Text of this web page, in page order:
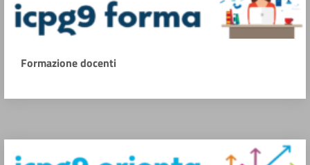
Formazione docenti